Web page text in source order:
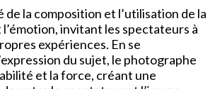
de la composition et l’utilisation de la
invitant les spectateurs à
expériences. En se
du sujet, le photographe
et la force, créant une